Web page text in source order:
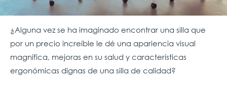
¿Alguna vez se ha imaginado encontrar una silla que
por un precio increíble le dé una apariencia visual
magnifica, mejoras en su salud y características
ergonómicas dignas de una silla de calidad?